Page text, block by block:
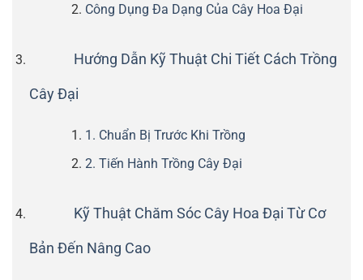
Công Dụng Đa Dạng Của Cây Hoa Đại
Hướng Dẫn Kỹ Thuật Chi Tiết Cách Trồng
Cây Đại
1. Chuẩn Bị Trước Khi Trồng
2. Tiến Hành Trồng Cây Đại
Kỹ Thuật Chăm Sóc Cây Hoa Đại Từ Cơ
Bản Đến Nâng Cao